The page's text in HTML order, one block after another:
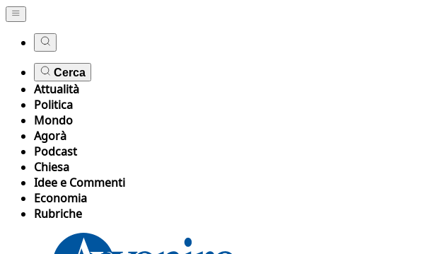
Cerca
Attualità
Politica
Mondo
Agorà
Podcast
Chiesa
Idee e Commenti
Economia
Rubriche